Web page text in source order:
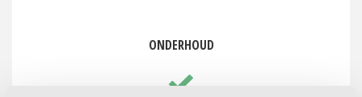
ONDERHOUD